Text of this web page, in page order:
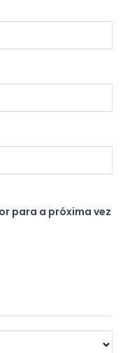
para a próxima vez